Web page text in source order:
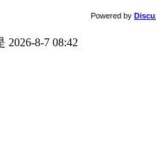
Powered by
2026-8-7 08:42